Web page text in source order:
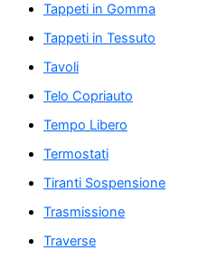
Tappeti in Gomma
Tappeti in Tessuto
Tavoli
Telo Copriauto
Tempo Libero
Termostati
Tiranti Sospensione
Trasmissione
Traverse